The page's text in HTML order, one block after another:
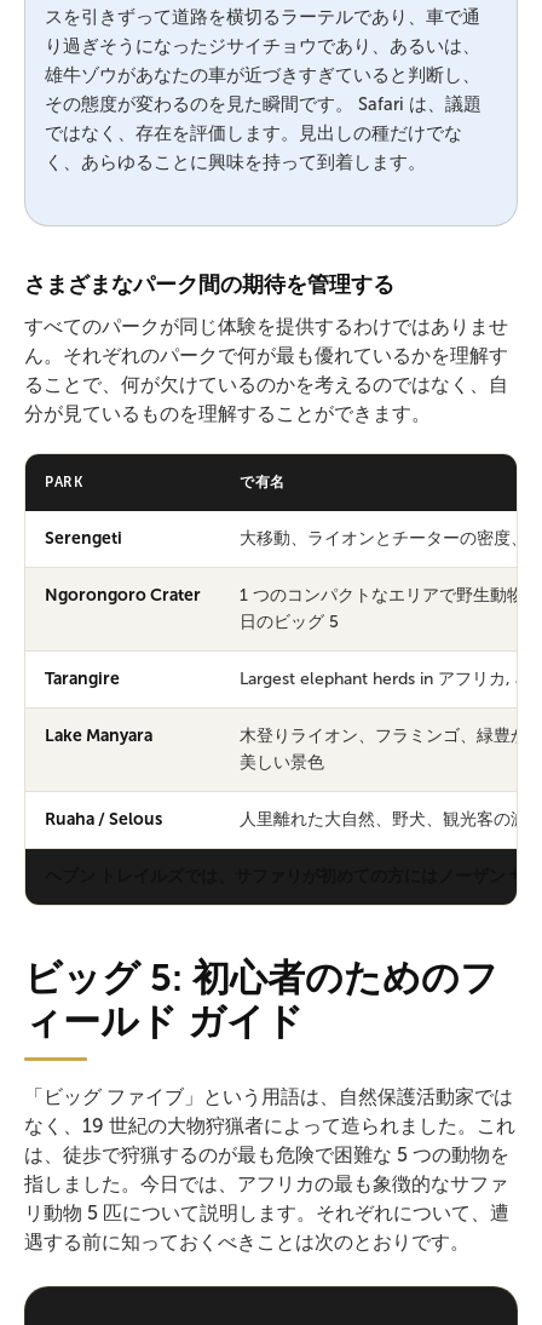
スを引きずって道路を横切るラーテルであり、車で通
り過ぎそうになったジサイチョウであり、あるいは、
雄牛ゾウがあなたの車が近づきすぎていると判断し、
その態度が変わるのを見た瞬間です。 Safari は、議題
ではなく、存在を評価します。見出しの種だけでな
く、あらゆることに興味を持って到着します。
さまざまなパーク間の期待を管理する
すべてのパークが同じ体験を提供するわけではありませ
ん。それぞれのパークで何が最も優れているかを理解す
ることで、何が欠けているのかを考えるのではなく、自
分が見ているものを理解することができます。
PARK で有名
Serengeti 大移動、ライオンとチーターの密度、
Ngorongoro Crater
1 つのコンパクトなエリアで野生動物
日のビッグ 5
Tarangire Largest elephant herds in アフリカ,
Lake Manyara
木登りライオン、フラミンゴ、緑豊か
美しい景色
Ruaha / Selous 人里離れた大自然、野犬、観光客の減
ビッグ 5: 初心者のためのフ
ィールド ガイド
「ビッグ ファイブ」という用語は、自然保護活動家では
なく、19 世紀の大物狩猟者によって造られました。これ
は、徒歩で狩猟するのが最も危険で困難な 5 つの動物を
指しました。今日では、アフリカの最も象徴的なサファ
リ動物 5 匹について説明します。それぞれについて、遭
遇する前に知っておくべきことは次のとおりです。